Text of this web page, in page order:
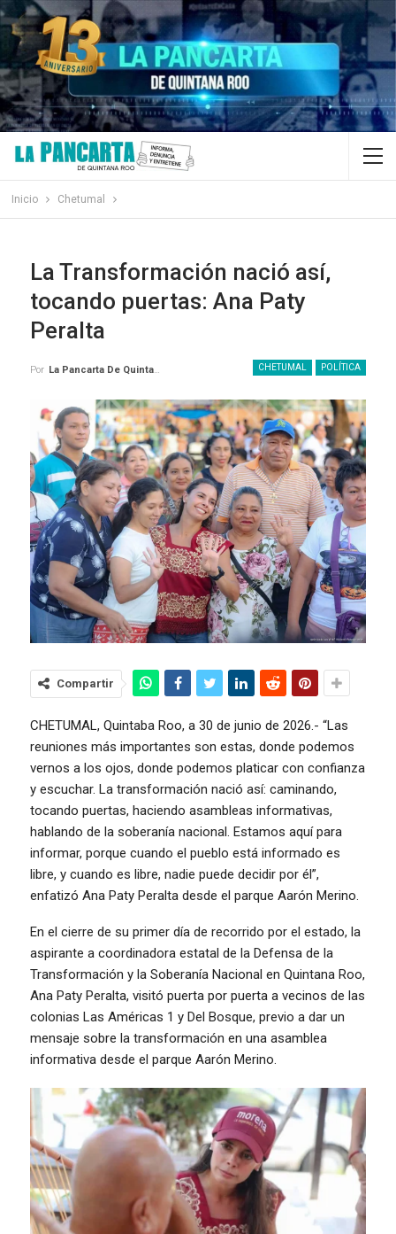
Inicio Chetumal
La Transformación nació así,
tocando puertas: Ana Paty
Peralta
CHETUMAL POLÍTICA
Por La Pancarta De Quintana Roo
Compartir
CHETUMAL, Quintaba Roo, a 30 de junio de 2026.- “Las
reuniones más importantes son estas, donde podemos
vernos a los ojos, donde podemos platicar con confianza
y escuchar. La transformación nació así: caminando,
tocando puertas, haciendo asambleas informativas,
hablando de la soberanía nacional. Estamos aquí para
informar, porque cuando el pueblo está informado es
libre, y cuando es libre, nadie puede decidir por él”,
enfatizó Ana Paty Peralta desde el parque Aarón Merino.
En el cierre de su primer día de recorrido por el estado, la
aspirante a coordinadora estatal de la Defensa de la
Transformación y la Soberanía Nacional en Quintana Roo,
Ana Paty Peralta, visitó puerta por puerta a vecinos de las
colonias Las Américas 1 y Del Bosque, previo a dar un
mensaje sobre la transformación en una asamblea
informativa desde el parque Aarón Merino.